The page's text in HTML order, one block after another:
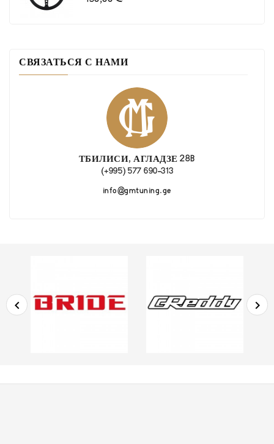
СВЯЗАТЬСЯ С НАМИ
ТБИЛИСИ, АГЛАДЗЕ 28B
(+995) 577 690-313
info@gmtuning.ge
 